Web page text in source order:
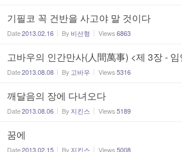
기필코 꼭 건반을 사고야 말 것이다
Date2013.02.16 By 비선형 Views6863
고바우의 인간만사(人間萬事) <제 3장 -
Date2013.08.08 By 고바우 Views5316
깨달음의 장에 다녀오다
Date2013.08.06 By 지킨스 Views5189
꿈에
Date2013.02.15 By 지킨스 Views5008